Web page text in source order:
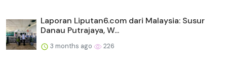
Laporan Liputan6.com dari Malaysia: Susur
Danau Putrajaya, W...
3 months ago 226